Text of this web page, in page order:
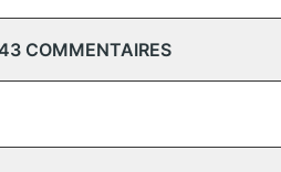
COMMENTAIRES